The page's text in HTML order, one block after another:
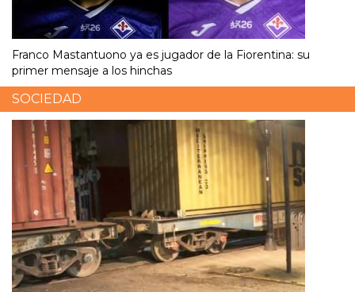
Franco Mastantuono ya es jugador de la Fiorentina: su
primer mensaje a los hinchas
SOCIEDAD